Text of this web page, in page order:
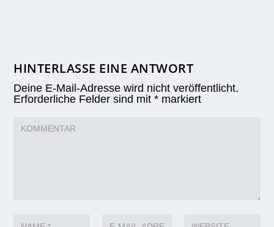
HINTERLASSE EINE ANTWORT
Deine E-Mail-Adresse wird nicht veröffentlicht.
Erforderliche Felder sind mit* markiert